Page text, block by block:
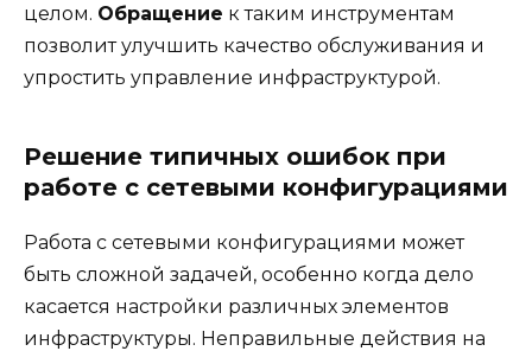
целом. Обращение к таким инструментам
позволит улучшить качество обслуживания и
упростить управление инфраструктурой.
Решение типичных ошибок при
работе с сетевыми конфигурациями
Работа с сетевыми конфигурациями может
быть сложной задачей, особенно когда дело
касается настройки различных элементов
инфраструктуры. Неправильные действия на